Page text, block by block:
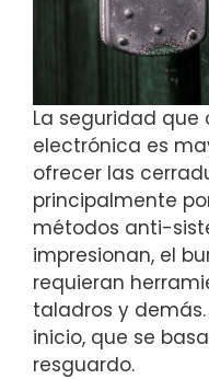
La seguridad
electrónica es
ofrecer las
principalmente
métodos anti-
impresionan, el
requieran
taladros y
inicio, que se
resguardo.